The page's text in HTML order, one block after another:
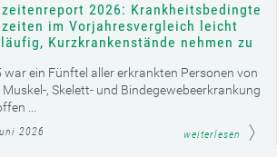
2026: Krankheitsbedingte
im Vorjahresvergleich leicht
Kurzkrankenstände nehmen zu
war ein Fünftel aller erkrankten Personen von
Muskel-, Skelett- und Bindegewebeerkrankung
...
2026 weiterlesen